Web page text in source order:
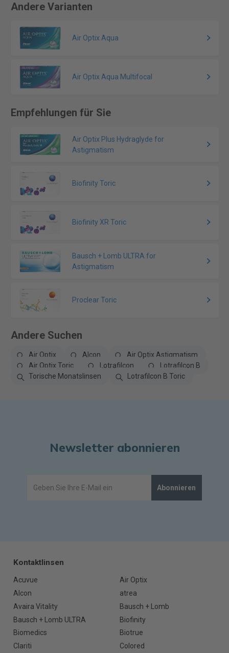
Andere Varianten
Air Optix Aqua
Air Optix Aqua Multifocal
Empfehlungen für Sie
Air Optix Plus Hydraglyde for
Astigmatism
Biofinity Toric
Biofinity XR Toric
Bausch + Lomb ULTRA for
Astigmatism
Proclear Toric
Andere Suchen
Air Optix Alcon
Air Optix Astigmatism
Air Optix Toric
Lotrafilcon
Lotrafilcon B
Torische Monatslinsen
Lotrafilcon B Toric
Newsletter abonnieren
Abonnieren
Kontaktlinsen
Acuvue
Air Optix
Alcon
atrea
Avaira Vitality
Bausch + Lomb
Bausch + Lomb ULTRA
Biofinity
Biomedics
Biotrue
Clariti
Colored